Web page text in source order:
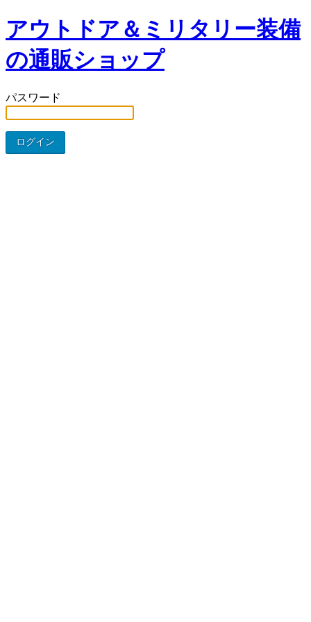
アウトドア＆ミリタリー装備
の通販ショップ
パスワード